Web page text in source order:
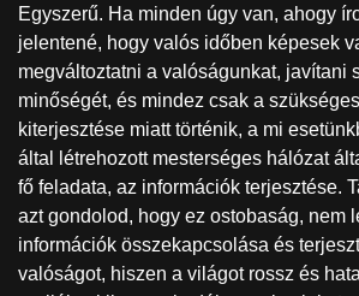
Egyszerű. Ha minden úgy van, ahogy
jelentené, hogy valós időben képesek
megváltoztatni a valóságunkat, javítani
minőségét, és mindez csak a
kiterjesztése miatt történik, a mi
által létrehozott mesterséges hálózat
fő feladata, az információk terjesztése.
azt gondolod, hogy ez ostobaság, nem
információk összekapcsolása és
valóságot, hiszen a világot rossz és